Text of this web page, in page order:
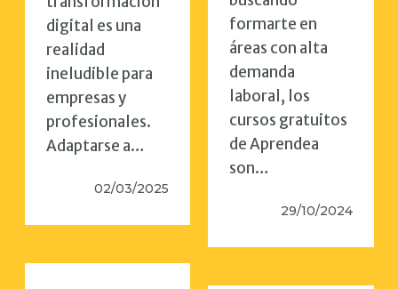
digital es una
realidad
ineludible para
empresas y
profesionales.
Adaptarse a…
02/03/2025
formarte en
áreas con alta
demanda
laboral, los
cursos gratuitos
de Aprendea
son…
29/10/2024